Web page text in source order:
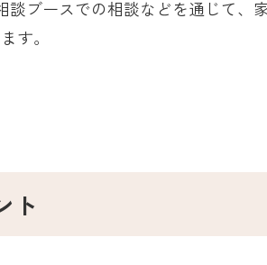
ブースでの相談などを通じて、
す。
ト